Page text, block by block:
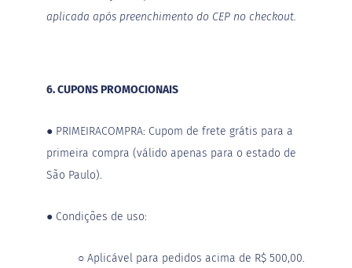
aplicada após preenchimento do CEP no checkout.
6. CUPONS PROMOCIONAIS
● PRIMEIRACOMPRA: Cupom de frete grátis para a
primeira compra (válido apenas para o estado de
São Paulo).
● Condições de uso:
○ Aplicável para pedidos acima de R$ 500,00.